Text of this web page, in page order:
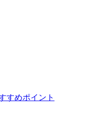
すめポイント